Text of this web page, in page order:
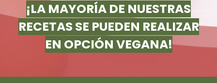
¡LA MAYORÍA DE NUESTRAS
RECETAS SE PUEDEN REALIZAR
EN OPCIÓN VEGANA!